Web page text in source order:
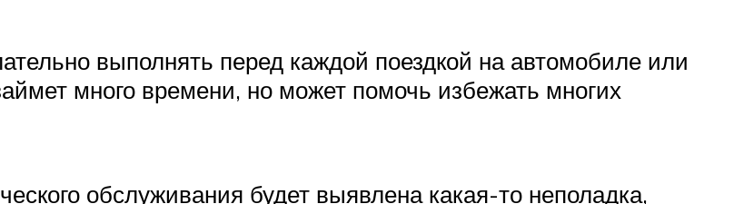
выполнять перед каждой поездкой на автомобиле или
много времени, но может помочь избежать многих
обслуживания будет выявлена какая-то неполадка,